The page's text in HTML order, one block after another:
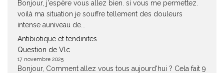
Bonjour, j'espère vous allez bien. si vous me permettez.
voilà ma situation je souffre tellement des douleurs
intense auniveau de...
Antibiotique et tendinites
Question de Vlc
17 novembre 2025
Bonjour, Comment allez vous tous aujourd'hui ? Cela fait 9